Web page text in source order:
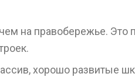
на правобережье. Это
хорошо развитые